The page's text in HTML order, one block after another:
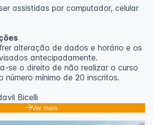
assistidas por computador, celular
alteração de dados e horário e os
​​antecipadamente.
se o direito de não realizar o curso
número mínimo de 20 inscritos.
Bicelli
Ver mais